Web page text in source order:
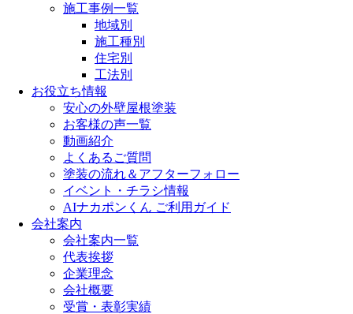
施工事例一覧
地域別
施工種別
住宅別
工法別
お役立ち情報
安心の外壁屋根塗装
お客様の声一覧
動画紹介
よくあるご質問
塗装の流れ＆アフターフォロー
イベント・チラシ情報
AIナカポンくん ご利用ガイド
会社案内
会社案内一覧
代表挨拶
企業理念
会社概要
受賞・表彰実績